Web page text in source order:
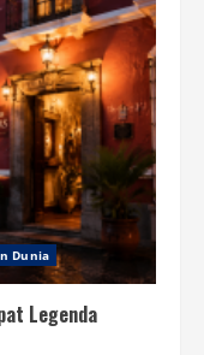
Dunia
Legenda